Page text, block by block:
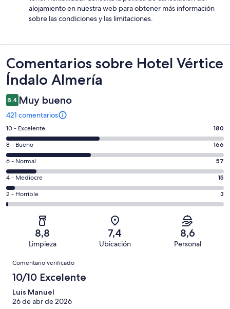
alojamiento en nuestra web para obtener más información
sobre las condiciones y las limitaciones.
Comentarios
Comentarios sobre Hotel Vértice
Índalo Almería
8,4 Muy bueno
421 comentarios
180
comentarios
de
un
total
de
421
con
puntuación
10 - Excelente 180
166
comentarios
de
un
total
de
puntuación
8 - Bueno 166
57
comentarios
de
un
total
puntuación
Normal
6 - Normal 57
15
comentarios
de
una
puntuación
4 - Mediocre 15
3
comentarios
421
una
puntuación
de
2 - Horrible 3
8,8
Limpieza
7,4
Ubicación
8,6
Personal
Comentarios
Comentario verificado
10/10 Excelente
Luis Manuel
26 de abr de 2026